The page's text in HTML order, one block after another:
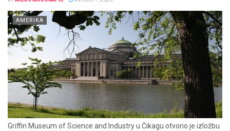
AMERIKA
Griffin Museum of Science and Industry u Čikagu otvorio je izložbu